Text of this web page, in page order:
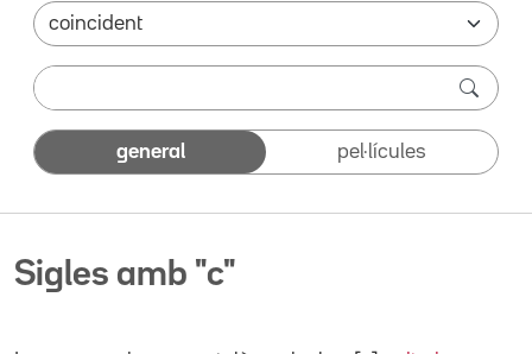
general pel·lícules
Sigles amb "c"